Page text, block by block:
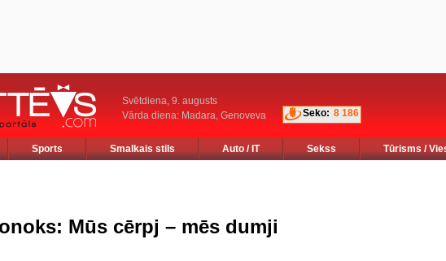
Svētdiena, 9. augusts
Vārda diena: Madara, Genoveva
Seko: 8 186
Sports Smalkais stils Auto / IT Sekss Tūrisms /
Mūs cērpj – mēs dumji